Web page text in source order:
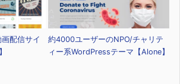
配信サイ
約4000ユーザーのNPO/チャリテ
ィー系WordPressテーマ【Alone】